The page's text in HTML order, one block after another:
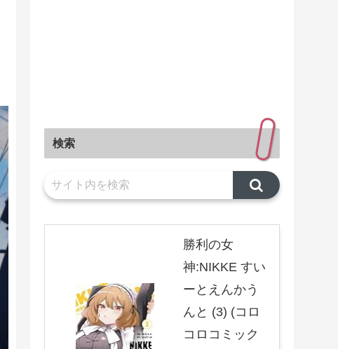
検索
勝利の女
神:NIKKE すい
ーとえんかう
んと (3) (コロ
コロコミック